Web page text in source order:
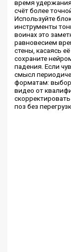
время
счёт более
Используйте
инструменты
воинах это
равновесием
стены, касаясь
сохраните
падения. Если
смысл
форматам:
видео от
поз без